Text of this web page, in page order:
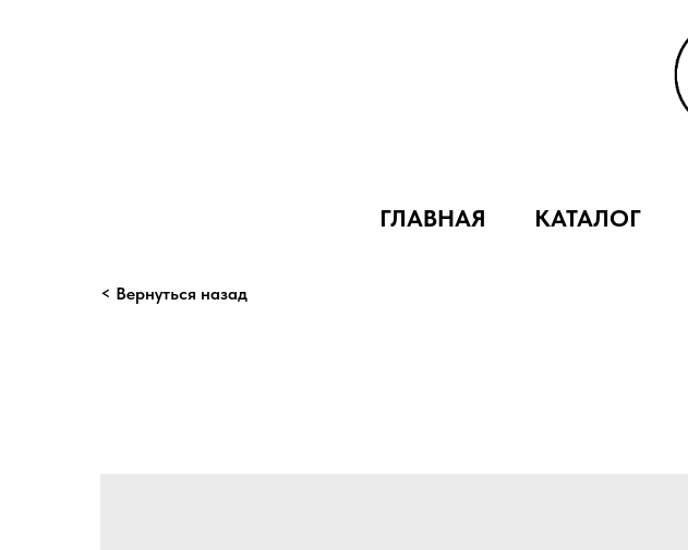
ГЛАВНАЯ КАТАЛОГ
< Вернуться назад